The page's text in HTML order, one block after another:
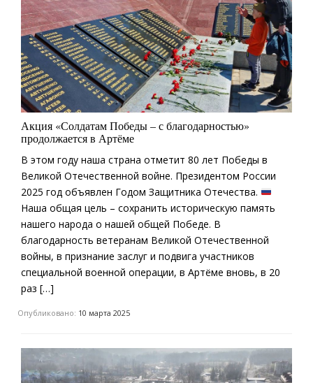
Акция «Солдатам Победы – с благодарностью»
продолжается в Артёме
В этом году наша страна отметит 80 лет Победы в
Великой Отечественной войне. Президентом России
2025 год объявлен Годом Защитника Отечества.
Наша общая цель – сохранить историческую память
нашего народа о нашей общей Победе. В
благодарность ветеранам Великой Отечественной
войны, в признание заслуг и подвига участников
специальной военной операции, в Артёме вновь, в 20
раз […]
Опубликовано: 10 марта 2025